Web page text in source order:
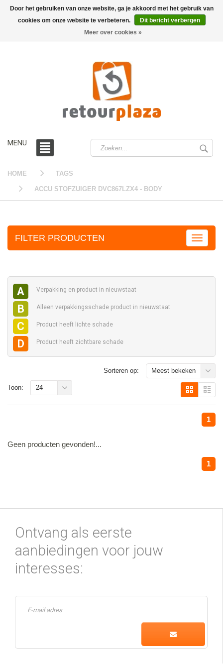
MENU
HOME TAGS
ACCU STOFZUIGER DVC867LZX4 - BODY
FILTER PRODUCTEN
A Verpakking en product in nieuwstaat
B Alleen verpakkingsschade product in nieuwstaat
C Product heeft lichte schade
D Product heeft zichtbare schade
Sorteren op: Meest bekeken
1
Toon: 24
Geen producten gevonden!...
1
Ontvang als eerste
aanbiedingen voor jouw
interesses:
Door het gebruiken van onze website, ga je akkoord met het gebruik van
cookies om onze website te verbeteren.
Dit bericht verbergen
Meer over cookies »